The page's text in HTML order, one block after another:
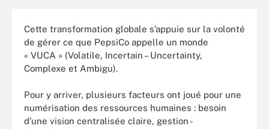
Cette transformation globale s’appuie sur la volonté
de gérer ce que PepsiCo appelle un monde
« VUCA » (Volatile, Incertain – Uncertainty,
Complexe et Ambigu).
Pour y arriver, plusieurs facteurs ont joué pour une
numérisation des ressources humaines : besoin
d’une vision centralisée claire, gestion -